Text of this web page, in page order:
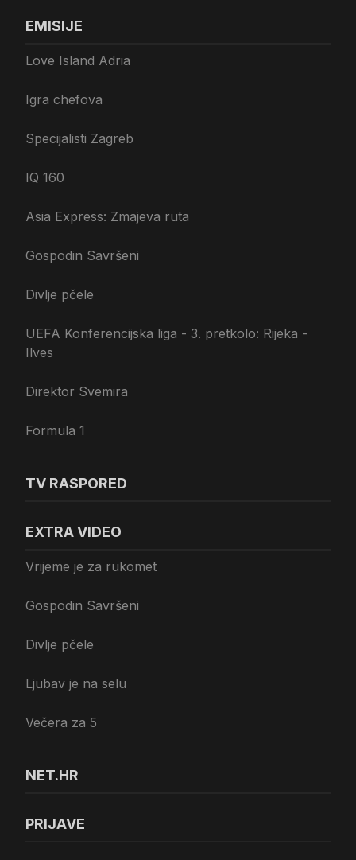
EMISIJE
Love Island Adria
Igra chefova
Specijalisti Zagreb
IQ 160
Asia Express: Zmajeva ruta
Gospodin Savršeni
Divlje pčele
UEFA Konferencijska liga - 3. pretkolo: Rijeka -
Ilves
Direktor Svemira
Formula 1
TV RASPORED
EXTRA VIDEO
Vrijeme je za rukomet
Gospodin Savršeni
Divlje pčele
Ljubav je na selu
Večera za 5
NET.HR
PRIJAVE